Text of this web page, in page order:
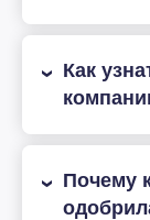
Как
Почему